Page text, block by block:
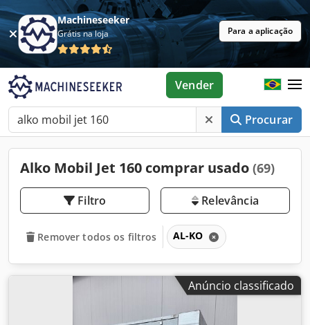
Machineseeker
Grátis na loja Para a aplicação
Procurar
Vender
Alko Mobil Jet 160 comprar usado (69)
Filtro Relevância
Remover todos os filtros AL-KO
Anúncio classificado